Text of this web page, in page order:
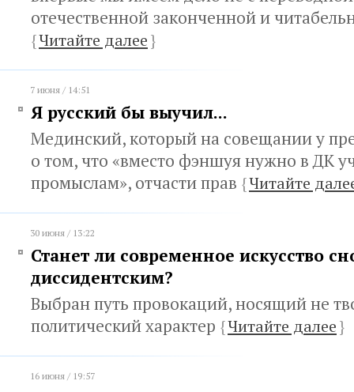
отечественной законченной и
{Читайте далее}
7 июня / 14:51
Я русский бы выучил...
Мединский, который на совещании у
о том, что «вместо фэншуя нужно в ДК
промыслам», отчасти прав {Читайте
30 июня / 13:22
Станет ли современное искусство
диссидентским?
Выбран путь провокаций, носящий не
политический характер {Читайте далее}
16 июня / 19:57